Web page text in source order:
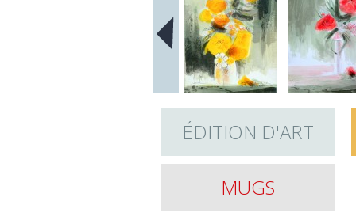
ÉDITION D'ART
MUGS